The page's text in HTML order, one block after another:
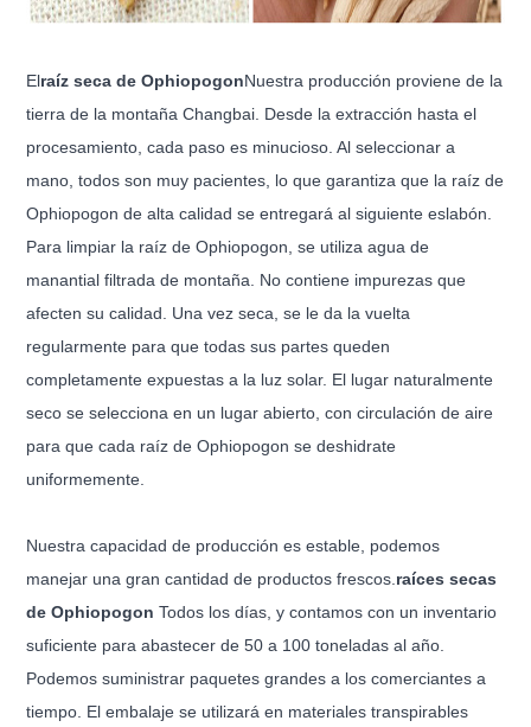
Elraíz seca de OphiopogonNuestra producción proviene de la
tierra de la montaña Changbai. Desde la extracción hasta el
procesamiento, cada paso es minucioso. Al seleccionar a
mano, todos son muy pacientes, lo que garantiza que la raíz de
Ophiopogon de alta calidad se entregará al siguiente eslabón.
Para limpiar la raíz de Ophiopogon, se utiliza agua de
manantial filtrada de montaña. No contiene impurezas que
afecten su calidad. Una vez seca, se le da la vuelta
regularmente para que todas sus partes queden
completamente expuestas a la luz solar. El lugar naturalmente
seco se selecciona en un lugar abierto, con circulación de aire
para que cada raíz de Ophiopogon se deshidrate
uniformemente.
Nuestra capacidad de producción es estable, podemos
manejar una gran cantidad de productos frescos. raíces secas
de Ophiopogon Todos los días, y contamos con un inventario
suficiente para abastecer de 50 a 100 toneladas al año.
Podemos suministrar paquetes grandes a los comerciantes a
tiempo. El embalaje se utilizará en materiales transpirables